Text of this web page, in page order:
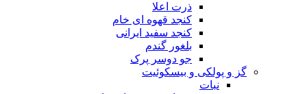
ذرت اعلا
کنجد قهوه ای خام
کنجد سفید ایرانی
بلغور گندم
جو دوسر پرک
گز و پولکی و بیسکوئیت
نبات